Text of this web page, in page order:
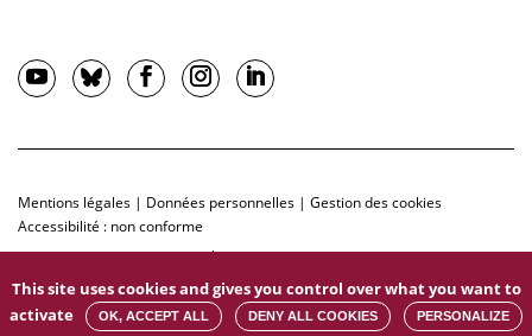
Mentions légales | Données personnelles | Gestion des cookies
Accessibilité : non conforme
This site uses cookies and gives you control over what you want to
activate
OK, ACCEPT ALL DENY ALL COOKIES PERSONALIZE